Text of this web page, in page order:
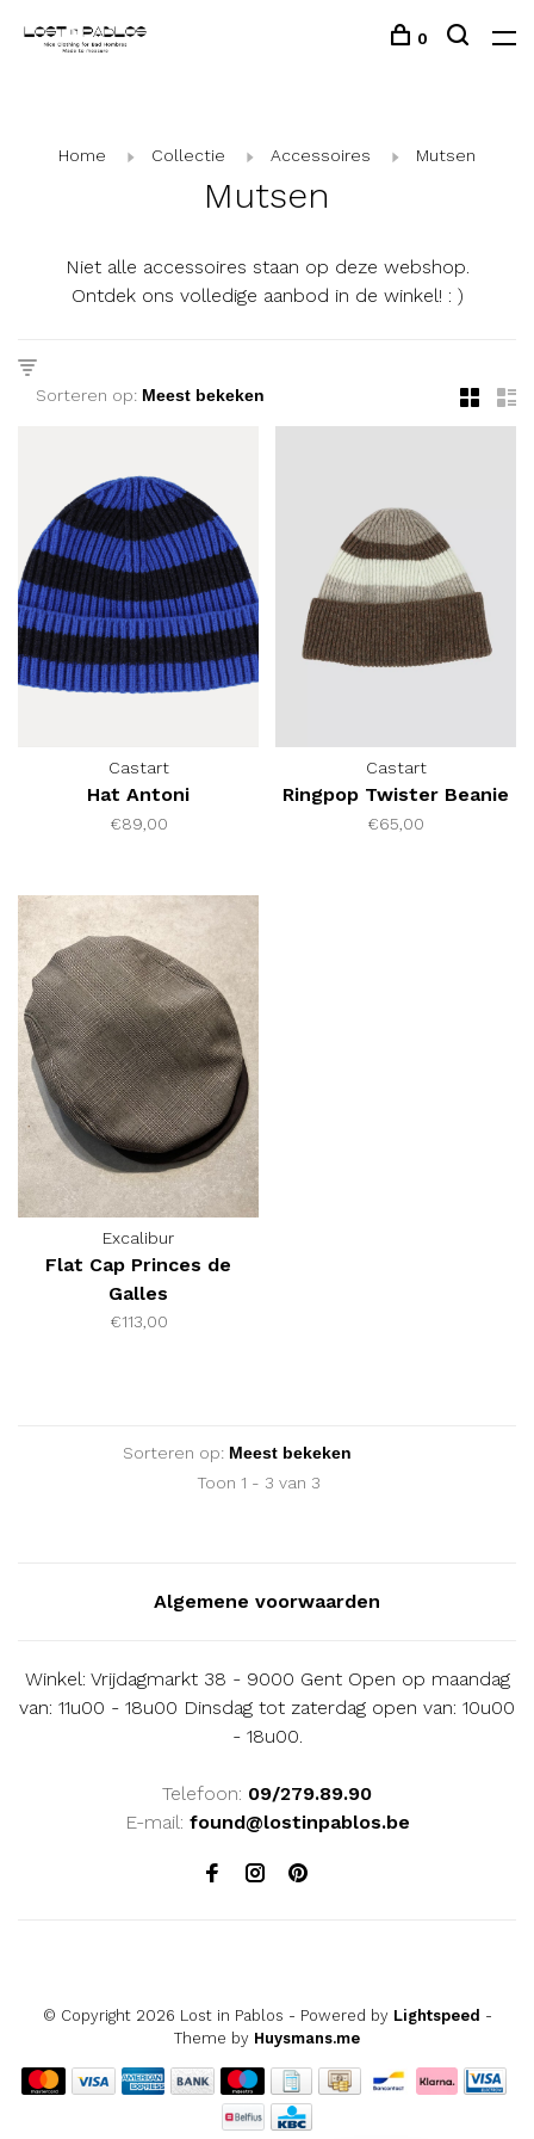
0
Home Collectie Accessoires Mutsen
Mutsen
Niet alle accessoires staan op deze webshop.
Ontdek ons volledige aanbod in de winkel! : )
Sorteren op:
Castart
Hat Antoni
€89,00
Castart
Ringpop Twister Beanie
€65,00
Excalibur
Flat Cap Princes de
Galles
€113,00
Sorteren op:
Toon 1 - 3 van 3
Algemene voorwaarden
Winkel: Vrijdagmarkt 38 - 9000 Gent Open op maandag
van: 11u00 - 18u00 Dinsdag tot zaterdag open van: 10u00
- 18u00.
Telefoon: 09/279.89.90
E-mail: found@lostinpablos.be
© Copyright 2026 Lost in Pablos - Powered by Lightspeed -
Theme by Huysmans.me